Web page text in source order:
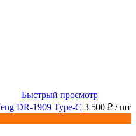
Быстрый просмотр
DR-1909 Type-C 3 500 ₽ / шт